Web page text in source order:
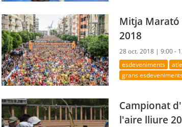
Mitja Marató
2018
28 oct. 2018 |9:00 -
esdeveniments
grans
Campionat
l'aire lliure